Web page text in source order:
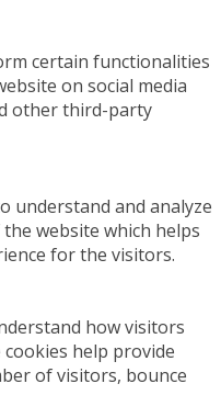
certain functionalities
on social media
other third-party
understand and analyze
website which helps
for the visitors.
how visitors
help provide
of visitors, bounce